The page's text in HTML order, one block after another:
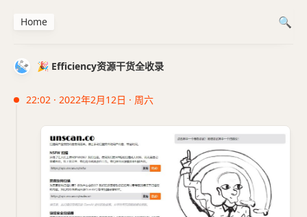
🎉 Efficiency资源干货全收录
22:02 · 2022年2月12日 · 周六
Home